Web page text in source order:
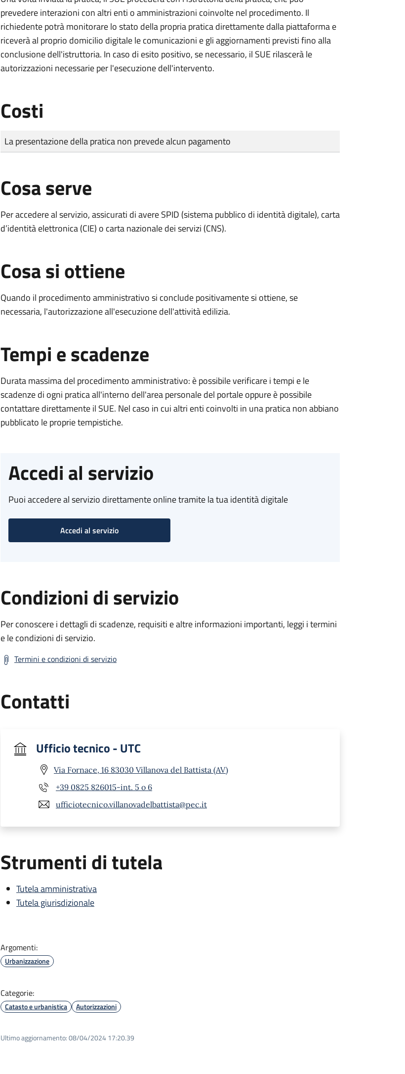
prevedere interazioni con altri enti o amministrazioni coinvolte nel procedimento. Il
richiedente potrà monitorare lo stato della propria pratica direttamente dalla piattaforma e
riceverà al proprio domicilio digitale le comunicazioni e gli aggiornamenti previsti fino alla
conclusione dell'istruttoria. In caso di esito positivo, se necessario, il SUE rilascerà le
autorizzazioni necessarie per l'esecuzione dell'intervento.
Costi
Tipo di pagamento
Importo
La presentazione della pratica non prevede alcun pagamento
Cosa serve
Per accedere al servizio, assicurati di avere SPID (sistema pubblico di identità digitale), carta
d’identità elettronica (CIE) o carta nazionale dei servizi (CNS).
Cosa si ottiene
Quando il procedimento amministrativo si conclude positivamente si ottiene, se
necessaria, l'autorizzazione all'esecuzione dell'attività edilizia.
Tempi e scadenze
Durata massima del procedimento amministrativo: è possibile verificare i tempi e le
scadenze di ogni pratica all'interno dell'area personale del portale oppure è possibile
contattare direttamente il SUE. Nel caso in cui altri enti coinvolti in una pratica non abbiano
pubblicato le proprie tempistiche.
Accedi al servizio
Puoi accedere al servizio direttamente online tramite la tua identità digitale
Accedi al servizio
Condizioni di servizio
Per conoscere i dettagli di scadenze, requisiti e altre informazioni importanti, leggi i termini
e le condizioni di servizio.
Termini e condizioni di servizio
Contatti
Ufficio tecnico - UTC
Via Fornace, 16 83030 Villanova del Battista (AV)
+39 0825 826015-int. 5 o 6
ufficiotecnico.villanovadelbattista@pec.it
Strumenti di tutela
Tutela amministrativa
Tutela giurisdizionale
Argomenti:
Urbanizzazione
Categorie:
Catasto e urbanistica Autorizzazioni
Ultimo aggiornamento:08/04/2024 17:20.39